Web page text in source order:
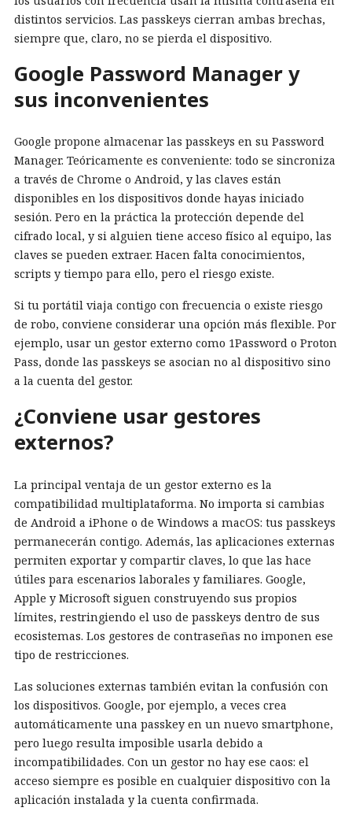
distintos servicios. Las passkeys cierran ambas brechas,
siempre que, claro, no se pierda el dispositivo.
Google Password Manager y
sus inconvenientes
Google propone almacenar las passkeys en su Password
Manager. Teóricamente es conveniente: todo se sincroniza
a través de Chrome o Android, y las claves están
disponibles en los dispositivos donde hayas iniciado
sesión. Pero en la práctica la protección depende del
cifrado local, y si alguien tiene acceso físico al equipo, las
claves se pueden extraer. Hacen falta conocimientos,
scripts y tiempo para ello, pero el riesgo existe.
Si tu portátil viaja contigo con frecuencia o existe riesgo
de robo, conviene considerar una opción más flexible. Por
ejemplo, usar un gestor externo como 1Password o Proton
Pass, donde las passkeys se asocian no al dispositivo sino
a la cuenta del gestor.
¿Conviene usar gestores
externos?
La principal ventaja de un gestor externo es la
compatibilidad multiplataforma. No importa si cambias
de Android a iPhone o de Windows a macOS: tus passkeys
permanecerán contigo. Además, las aplicaciones externas
permiten exportar y compartir claves, lo que las hace
útiles para escenarios laborales y familiares. Google,
Apple y Microsoft siguen construyendo sus propios
límites, restringiendo el uso de passkeys dentro de sus
ecosistemas. Los gestores de contraseñas no imponen ese
tipo de restricciones.
Las soluciones externas también evitan la confusión con
los dispositivos. Google, por ejemplo, a veces crea
automáticamente una passkey en un nuevo smartphone,
pero luego resulta imposible usarla debido a
incompatibilidades. Con un gestor no hay ese caos: el
acceso siempre es posible en cualquier dispositivo con la
aplicación instalada y la cuenta confirmada.